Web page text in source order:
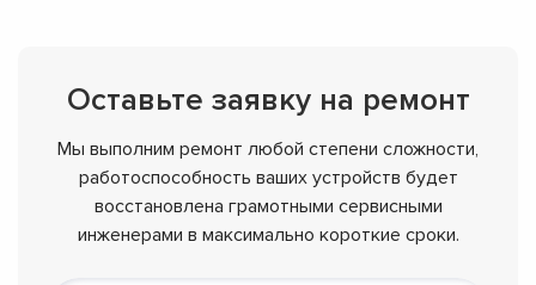
Оставьте заявку на ремонт
Мы выполним ремонт любой степени сложности,
работоспособность ваших устройств будет
восстановлена грамотными сервисными
инженерами в максимально короткие сроки.